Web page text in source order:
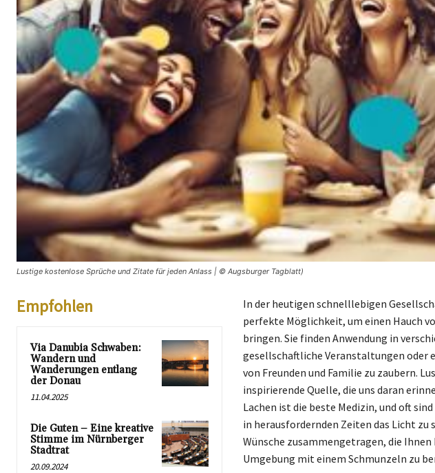
Lustige kostenlose Sprüche und Zitate für jeden Anlass | © Augsburger Tagblatt)
Empfohlen
Via Danubia Schwaben:
Wandern und
Wanderungen entlang
der Donau
11.04.2025
Die Guten – Eine kreative
Stimme im Nürnberger
Stadtrat
20.09.2024
In der heutigen schnelllebigen
perfekte Möglichkeit, um einen Hauch
bringen. Sie finden Anwendung in
gesellschaftliche Veranstaltungen oder
von Freunden und Familie zu zaubern.
inspirierende Quelle, die uns daran
Lachen ist die beste Medizin, und oft
in herausfordernden Zeiten das Licht zu
Wünsche zusammengetragen, die
Umgebung mit einem Schmunzeln zu